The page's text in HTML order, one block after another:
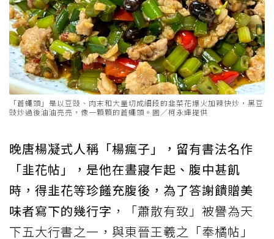
「蒼蠅頭」是以豆豉、肉末和大量切成細段的韭菜花爆火加辣快炒，黑豆
豉炒過後油油亮亮，像一顆顆的蒼蠅頭。圖／柯永輝提供
晚唐楊凝式人稱「楊瘋子」，留有書法名作
「韭花帖」，是他在晝寢乍起、腹中甚飢
時，得韭花等珍饈充腹後，為了答謝饋贈美
味者寫下的幾行字 ，「蕭散有致」被譽為天
下五大行書之一，與東晉王羲之「奉橘帖」